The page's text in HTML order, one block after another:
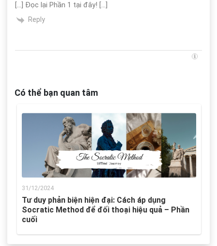
[…] Đọc lại Phần 1 tại đây! […]
Reply
Có thể bạn quan tâm
31/12/2024
Tư duy phản biện hiện đại: Cách áp dụng
Socratic Method để đối thoại hiệu quả – Phần
cuối